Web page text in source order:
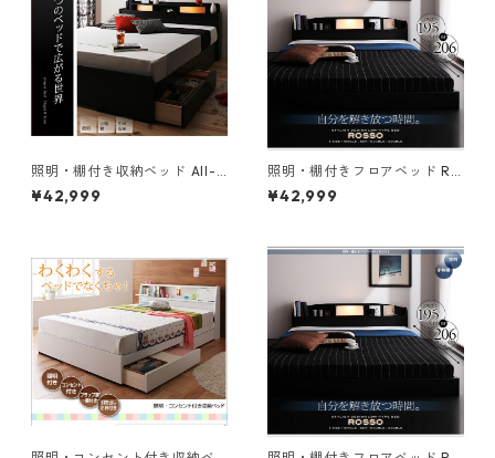
照明・棚付き収納ベッド All-o
ne オールワン ベッドフレーム
のみ シングル
¥42,999
照明・棚付きフロアベッド RO
SSO ロッソ ボンネルコイルマ
ットレス付き シングル レギュ
¥42,999